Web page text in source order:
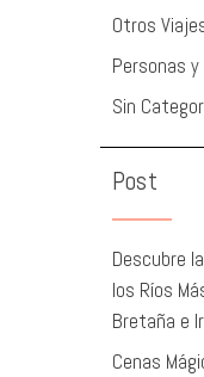
Otros
Personas
Sin
Post
Descubre
los Ríos
Bretaña e
Cenas